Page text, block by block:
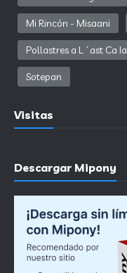
Mi Rincón - Misaani
Pollastres a L´ast Ca
Sotepan
Visitas
Descargar Mipony